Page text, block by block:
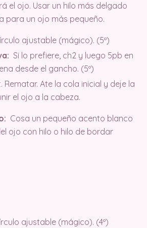
el ojo. Usar un hilo más delgado
para un ojo más pequeño.
ajustable (mágico). (5º)
Si lo prefiere, ch2 y luego 5pb en
desde el gancho. (5º)
Rematar. Ate la cola inicial y deje la
el ojo a la cabeza.
Cosa un pequeño acento blanco
ojo con hilo o hilo de bordar
ajustable (mágico). (4º)